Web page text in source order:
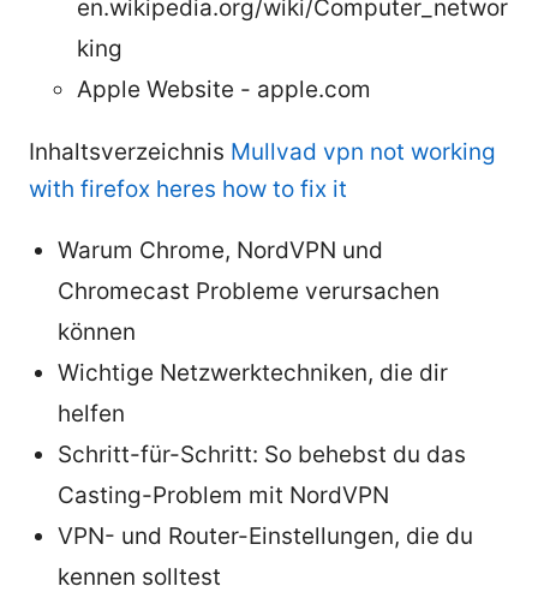
en.wikipedia.org/wiki/Computer_networ
king
Apple Website - apple.com
Inhaltsverzeichnis Mullvad vpn not working
with firefox heres how to fix it
Warum Chrome, NordVPN und
Chromecast Probleme verursachen
können
Wichtige Netzwerktechniken, die dir
helfen
Schritt-für-Schritt: So behebst du das
Casting-Problem mit NordVPN
VPN- und Router-Einstellungen, die du
kennen solltest